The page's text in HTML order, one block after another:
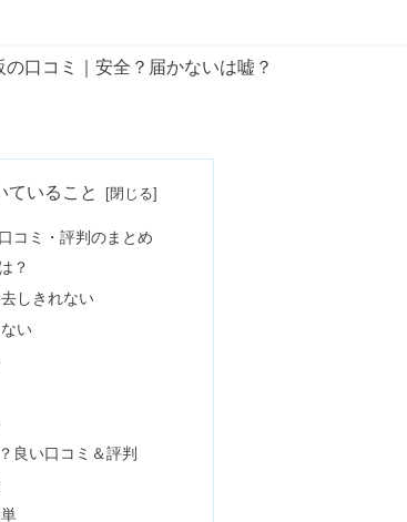
口コミ｜安全？届かないは嘘？
テる？ネックレスはOK？
8つのルール】
ていること
コミ・評判のまとめ
？
しきれない
い
良い口コミ＆評判